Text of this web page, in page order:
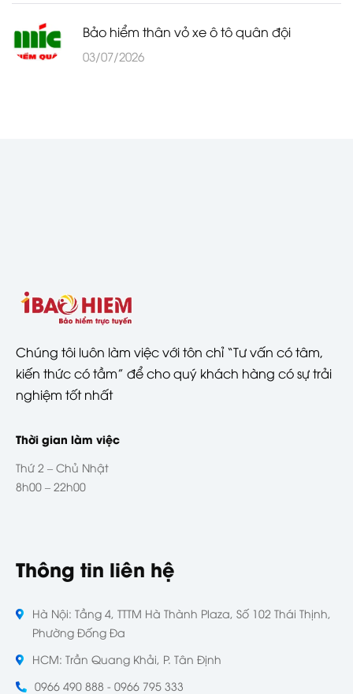
Bảo hiểm thân vỏ xe ô tô quân đội
03/07/2026
Chúng tôi luôn làm việc với tôn chỉ “Tư vấn có tâm,
kiến thức có tầm” để cho quý khách hàng có sự trải
nghiệm tốt nhất
Thời gian làm việc
Thứ 2 – Chủ Nhật
8h00 – 22h00
Thông tin liên hệ
Hà Nội: Tầng 4, TTTM Hà Thành Plaza, Số 102 Thái Thịnh,
Phường Đống Đa
HCM: Trần Quang Khải, P. Tân Định
0966 490 888 - 0966 795 333